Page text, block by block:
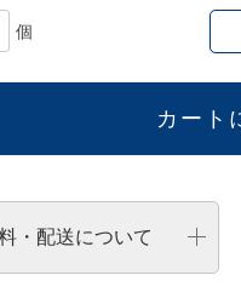
カート
・配送について